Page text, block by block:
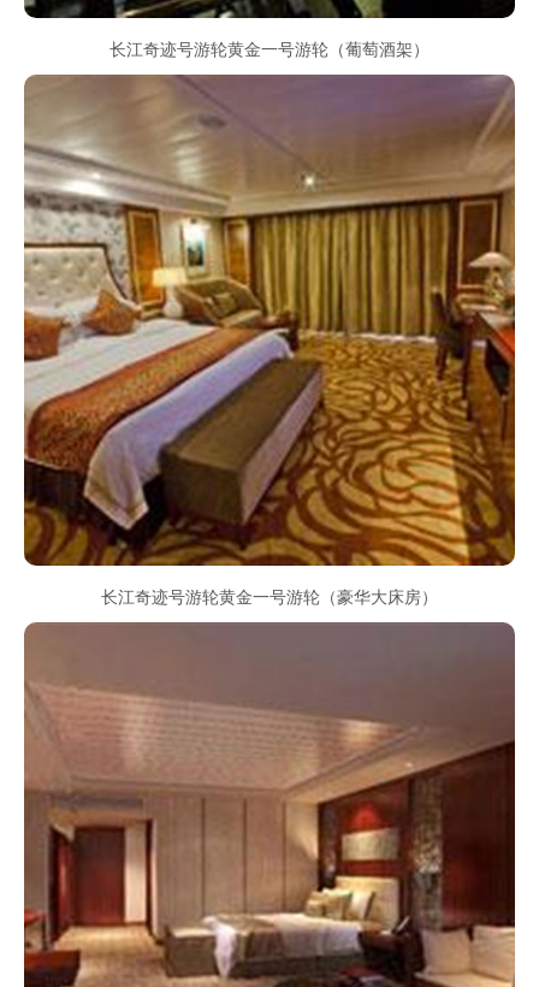
长江奇迹号游轮黄金一号游轮（葡萄酒架）
长江奇迹号游轮黄金一号游轮（豪华大床房）